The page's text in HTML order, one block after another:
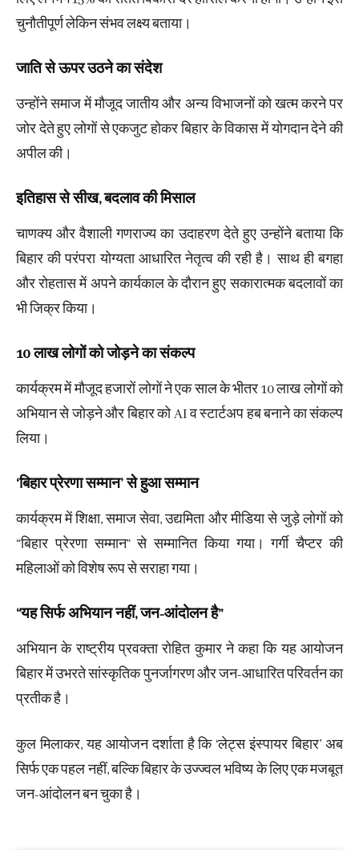
चुनौतीपूर्ण लेकिन संभव लक्ष्य बताया।
जाति से ऊपर उठने का संदेश
उन्होंने समाज में मौजूद जातीय और अन्य विभाजनों को खत्म करने पर
जोर देते हुए लोगों से एकजुट होकर बिहार के विकास में योगदान देने की
अपील की।
इतिहास से सीख, बदलाव की मिसाल
चाणक्य और वैशाली गणराज्य का उदाहरण देते हुए उन्होंने बताया कि
बिहार की परंपरा योग्यता आधारित नेतृत्व की रही है। साथ ही बगहा
और रोहतास में अपने कार्यकाल के दौरान हुए सकारात्मक बदलावों का
भी जिक्र किया।
10 लाख लोगों को जोड़ने का संकल्प
कार्यक्रम में मौजूद हजारों लोगों ने एक साल के भीतर 10 लाख लोगों को
अभियान से जोड़ने और बिहार को AI व स्टार्टअप हब बनाने का संकल्प
लिया।
‘बिहार प्रेरणा सम्मान’ से हुआ सम्मान
कार्यक्रम में शिक्षा, समाज सेवा, उद्यमिता और मीडिया से जुड़े लोगों को
“बिहार प्रेरणा सम्मान” से सम्मानित किया गया। गर्गी चैप्टर की
महिलाओं को विशेष रूप से सराहा गया।
“यह सिर्फ अभियान नहीं, जन-आंदोलन है”
अभियान के राष्ट्रीय प्रवक्ता रोहित कुमार ने कहा कि यह आयोजन
बिहार में उभरते सांस्कृतिक पुनर्जागरण और जन-आधारित परिवर्तन का
प्रतीक है।
कुल मिलाकर, यह आयोजन दर्शाता है कि ‘लेट्स इंस्पायर बिहार’ अब
सिर्फ एक पहल नहीं, बल्कि बिहार के उज्ज्वल भविष्य के लिए एक मजबूत
जन-आंदोलन बन चुका है।